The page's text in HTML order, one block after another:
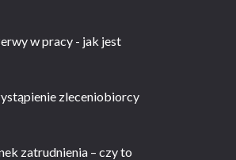
w pracy - jak jest
zleceniobiorcy
zatrudnienia – czy to